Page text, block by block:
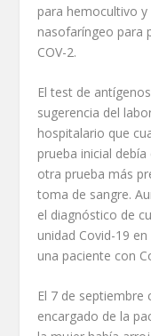
para hemocultivo
nasofaríngeo para
COV-2.
El test de
sugerencia del
hospitalario que
prueba inicial
otra prueba más
toma de sangre.
el diagnóstico de
unidad Covid-19
una paciente con
El 7 de septiembre
encargado de la